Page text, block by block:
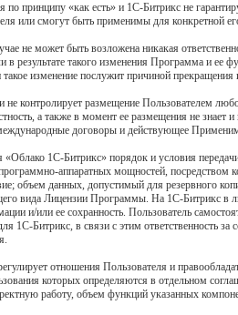
по принципу «как есть» и 1С-Битрикс не
или смогут быть применимы для конкретной
не может быть возложена никакая
результате такого изменения Программа и ее
изменение послужит причиной
не контролирует размещение Пользователем
а также в момент ее размещения не
договоры и действующее
1С-Битрикс» порядок и условия
аппаратных мощностей, посредством
объем данных, допустимый для резервного
вида Лицензии Программы. На 1С-Битрикс в
и/или ее сохранность. Пользователь
1С-Битрикс, в связи с этим ответственность за
отношения Пользователя и
которых определяются в отдельном
работу, объем функций указанных